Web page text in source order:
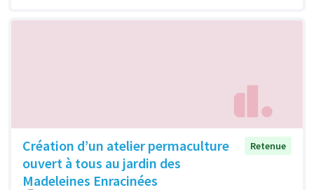
Création d’un atelier permaculture
ouvert à tous au jardin des
Madeleines Enracinées
Retenue